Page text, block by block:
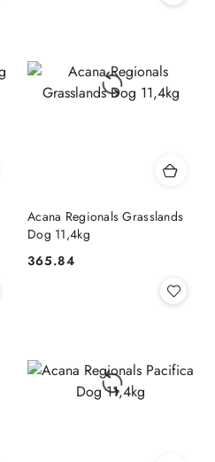
Acana Regionals Grasslands
Dog 11,4kg
Cena:
365.84